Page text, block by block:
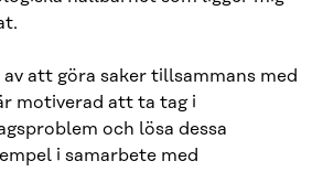
att göra saker tillsammans med
motiverad att ta tag i
och lösa dessa
i samarbete med